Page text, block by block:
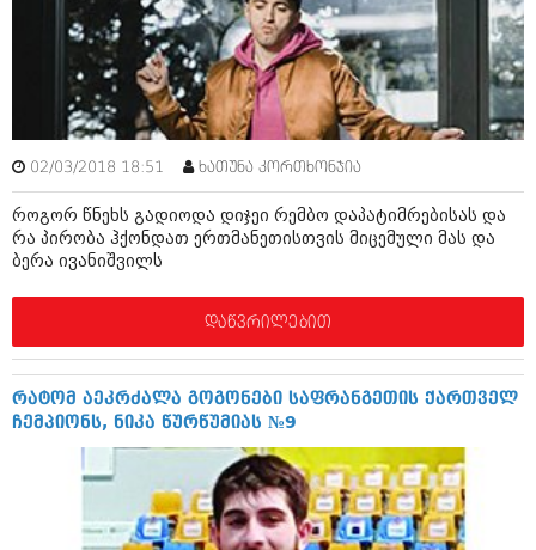
დეკემბერი 2017 (243)
ნოემბერი 2017 (212)
ოქტომბერი 2017 (231)
სექტემბერი 2017 (261)
აგვისტო 2017 (212)
ივლისი 2017 (233)
ივნისი 2017 (265)
აპრილი 2017 (220)
მარტი 2017 (212)
თებერვალი 2017 (205)
დეკემბერი 2016 (207)
ნოემბერი 2016 (207)
ოქტომბერი 2016 (257)
სექტემბერი 2016 (224)
აგვისტო 2016 (258)
ივლისი 2016 (211)
ივნისი 2016 (221)
მაისი 2016 (261)
აპრილი 2016 (215)
მარტი 2016 (200)
თებერვალი 2016 (250)
02/03/2018 18:51 ხათუნა კორთხონჯია
როგორ წნეხს გადიოდა დიჯეი რემბო დაპატიმრებისას და
რა პირობა ჰქონდათ ერთმანეთისთვის მიცემული მას და
ბერა ივანიშვილს
დაწვრილებით
რატომ აეკრძალა გოგონები საფრანგეთის ქართველ
ჩემპიონს, ნიკა წურწუმიას №9